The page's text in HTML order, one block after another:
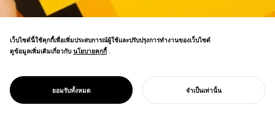
สติ๊กเกอร์
LIFECOIN
สติกเกอร์พื้นที่เล่นเสียงเกมสุดคลาสสิกเมื่อ
ขับเคลื่อนการแนะนำร้านค้าให้ประสบความ
เว็บไซต์นี้ใช้คุกกี้เพื่อเพิ่มประสบการณ์ผู้ใช้และปรับปรุงการทำงานของเว็บไซต์
ดูข้อมูลเพิ่มเติมเกี่ยวกับ นโยบายคุกกี้
นโยบายคุกกี้ .
ยอมรับทั้งหมด จำเป็นเท่านั้น